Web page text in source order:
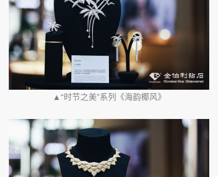
▲“时节之美”系列《海韵椰风》